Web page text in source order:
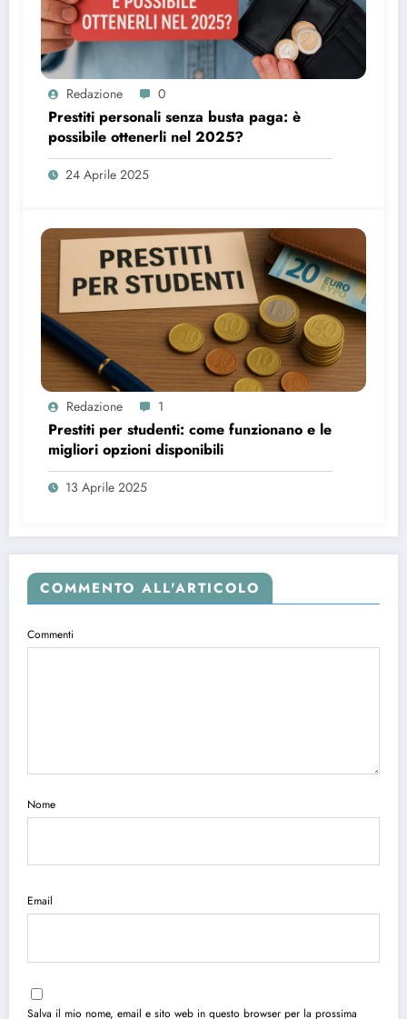
Redazione 0
Prestiti personali senza busta paga: è
possibile ottenerli nel 2025?
24 Aprile 2025
Redazione 1
Prestiti per studenti: come funzionano e le
migliori opzioni disponibili
13 Aprile 2025
COMMENTO ALL'ARTICOLO
Commenti
Nome
Email
Salva il mio nome, email e sito web in questo browser per la prossima